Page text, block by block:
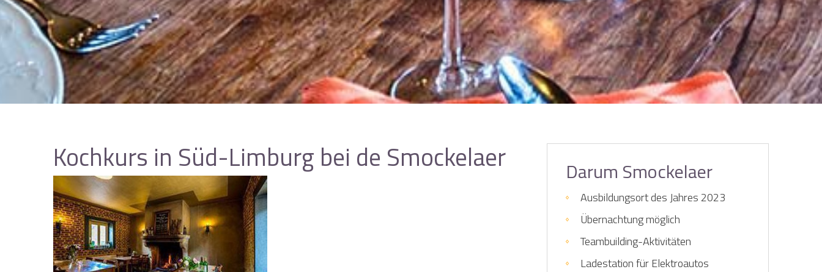
Kochkurs in Süd-Limburg bei de Smockelaer Darum Smockelaer
Ausbildungsort des Jahres 2023
Übernachtung möglich
Teambuilding-Aktivitäten
Ladestation für Elektroautos